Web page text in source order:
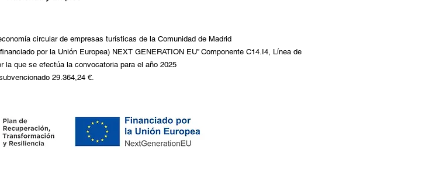
circular de empresas turísticas de la Comunidad de Madrid
por la Unión Europea) NEXT GENERATION EU” Componente C14.I4, Línea de
la que se efectúa la convocatoria para el año 2025
29.364,24 €.